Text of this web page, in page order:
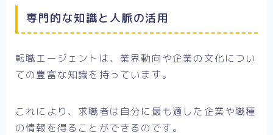
専門的な知識と人脈の活用
転職エージェントは、業界動向や企業の文化につい
ての豊富な知識を持っています。
これにより、求職者は自分に最も適した企業や職種
の情報を得ることができるのです。